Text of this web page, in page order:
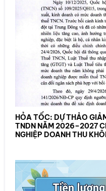
HỎA TỐC: DỰ THẢO
TNDN NĂM 2026–2027
NGHIỆP DOANH THU